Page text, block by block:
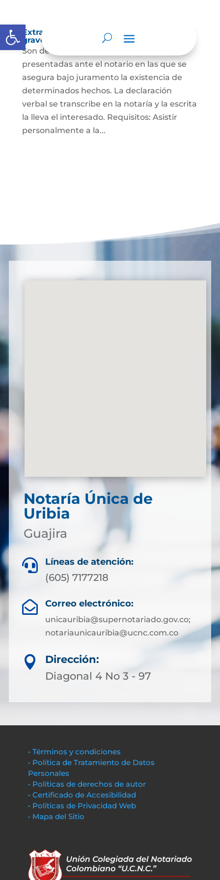
Abrir barra de herramientas
Extra-proceso o declaración bajo la
gravedad de juramento
Son declaraciones verbales o escritas
presentadas ante el notario en las que se
asegura bajo juramento la existencia de
determinados hechos. La declaración
verbal se transcribe en la notaría y la escrita
la lleva el interesado. Requisitos: Asistir
personalmente a la...
Notaría Única de
Uribia
Guajira
 Líneas de atención:
(605) 7177218
 Correo electrónico:
unicauribia@supernotariado.gov.co;
notariaunicauribia@ucnc.com.co

Dirección:
Diagonal 4 No 3 - 97
• Términos y condiciones
• Política de Tratamiento de Datos
Personales
• Políticas de derechos de autor
• Certificado de Accesibilidad
• Políticas de Privacidad Web
• Mapa del Sitio